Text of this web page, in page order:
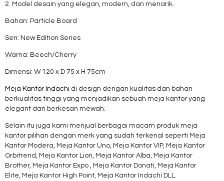
2. Model desain yang elegan, modern, dan menarik.
Bahan: Particle Board
Seri: New Edition Series
Warna: Beech/Cherry
Dimensi: W 120 x D 75 x H 75cm
Meja Kantor Indachi di design dengan kualitas dan bahan
berkualitas tinggi yang menjadikan sebuah meja kantor yang
elegant dan berkesan mewah.
Selain itu juga kami menjual berbagai macam produk meja
kantor pilihan dengan merk yang sudah terkenal seperti Meja
Kantor Modera, Meja Kantor Uno, Meja Kantor VIP, Meja Kantor
Orbitrend, Meja Kantor Lion, Meja Kantor Alba, Meja Kantor
Brother, Meja Kantor Expo , Meja Kantor Donati, Meja Kantor
Elite, Meja Kantor High Point, Meja Kantor Indachi DLL.